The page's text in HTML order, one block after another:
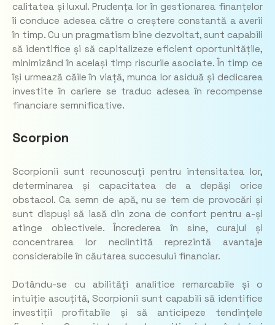
calitatea și luxul. Prudența lor în gestionarea finanțelor
îi conduce adesea către o creștere constantă a averii
în timp. Cu un pragmatism bine dezvoltat, sunt capabili
să identifice și să capitalizeze eficient oportunitățile,
minimizând în același timp riscurile asociate. În timp ce
își urmează căile în viață, munca lor asiduă și dedicarea
investite în cariere se traduc adesea în recompense
financiare semnificative.
Scorpion
Scorpionii sunt recunoscuți pentru intensitatea lor,
determinarea și capacitatea de a depăși orice
obstacol. Ca semn de apă, nu se tem de provocări și
sunt dispuși să iasă din zona de confort pentru a-și
atinge obiectivele. Încrederea în sine, curajul și
concentrarea lor neclintită reprezintă avantaje
considerabile în căutarea succesului financiar.
Dotându-se cu abilități analitice remarcabile și o
intuiție ascuțită, Scorpionii sunt capabili să identifice
investiții profitabile și să anticipeze tendințele